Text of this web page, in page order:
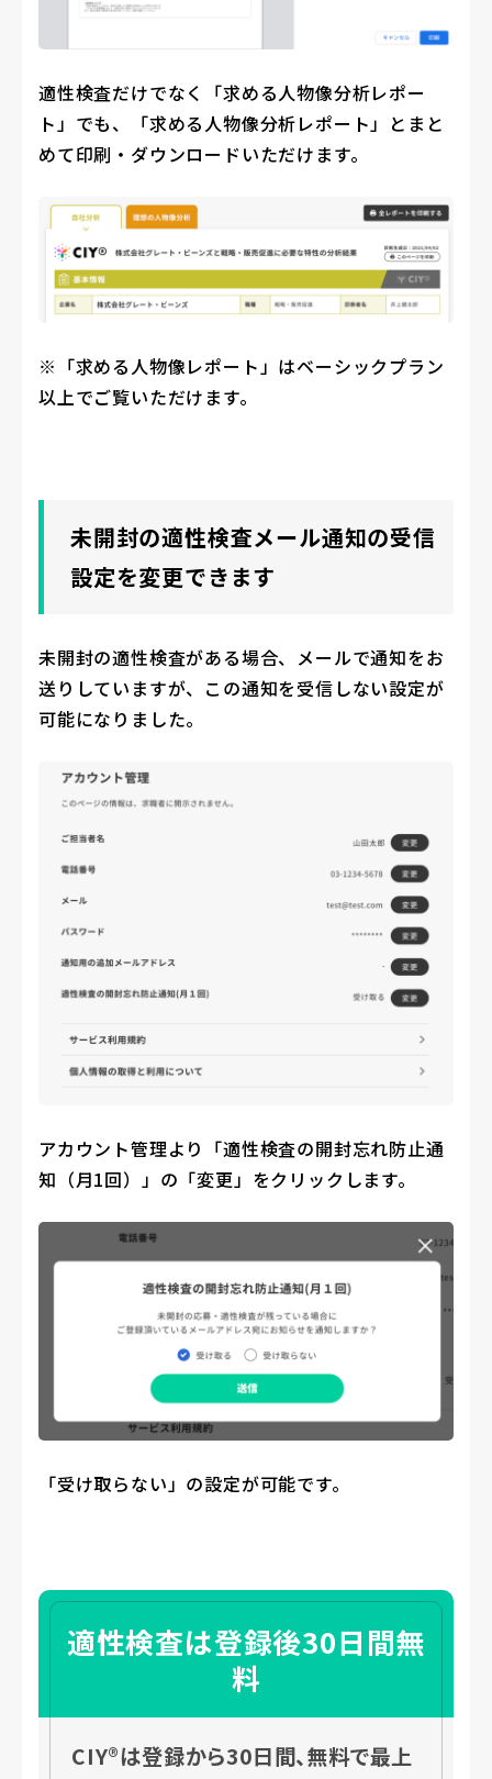
適性検査だけでなく「求める人物像分析レポー
ト」でも、「求める人物像分析レポート」とまと
めて印刷・ダウンロードいただけます。
※「求める人物像レポート」はベーシックプラン
以上でご覧いただけます。
未開封の適性検査メール通知の受信
設定を変更できます
未開封の適性検査がある場合、メールで通知をお
送りしていますが、この通知を受信しない設定が
可能になりました。
アカウント管理より「適性検査の開封忘れ防止通
知（月1回）」の「変更」をクリックします。
「受け取らない」の設定が可能です。
適性検査は登録後30日間無
料
CIY®は登録から30日間、無料で最上